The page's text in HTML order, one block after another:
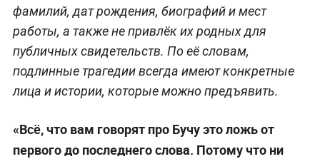
фамилий, дат рождения, биографий и мест
работы, а также не привлёк их родных для
публичных свидетельств. По её словам,
подлинные трагедии всегда имеют конкретные
лица и истории, которые можно предъявить.
«Всё, что вам говорят про Бучу это ложь от
первого до последнего слова. Потому что ни